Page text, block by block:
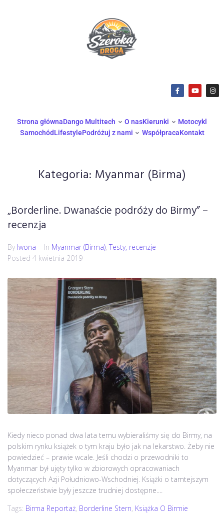
Strona głównaDango Multitech O nasKierunki
Motocykl
SamochódLifestylePodróżuj z nami WspółpracaKontakt
Kategoria: Myanmar (Birma)
„Borderline. Dwanaście podróży do Birmy” –
recenzja
By Iwona In Myanmar (Birma), Testy, recenzje
Posted 4 kwietnia 2019
Kiedy nieco ponad dwa lata temu wybieraliśmy się do Birmy, na
polskim rynku książek o tym kraju było jak na lekarstwo. Żeby nie
powiedzieć – prawie wcale. Jeśli chodzi o przewodniki to
Myanmar był ujęty tylko w zbiorowych opracowaniach
dotyczących Azji Południowo-Wschodniej. Książki o tamtejszym
społeczeństwie były jeszcze trudniej dostępne....
Tags: Birma Reportaż, Borderline Stern, Książka O Birmie